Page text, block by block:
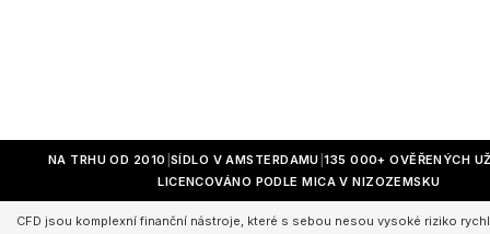
NA TRHU OD 2010 SÍDLO V AMSTERDAMU 135 000+ OVĚŘENÝCH
LICENCOVÁNO PODLE MICA V NIZOZEMSKU
CFD jsou komplexní finanční nástroje, které s sebou nesou vysoké riziko